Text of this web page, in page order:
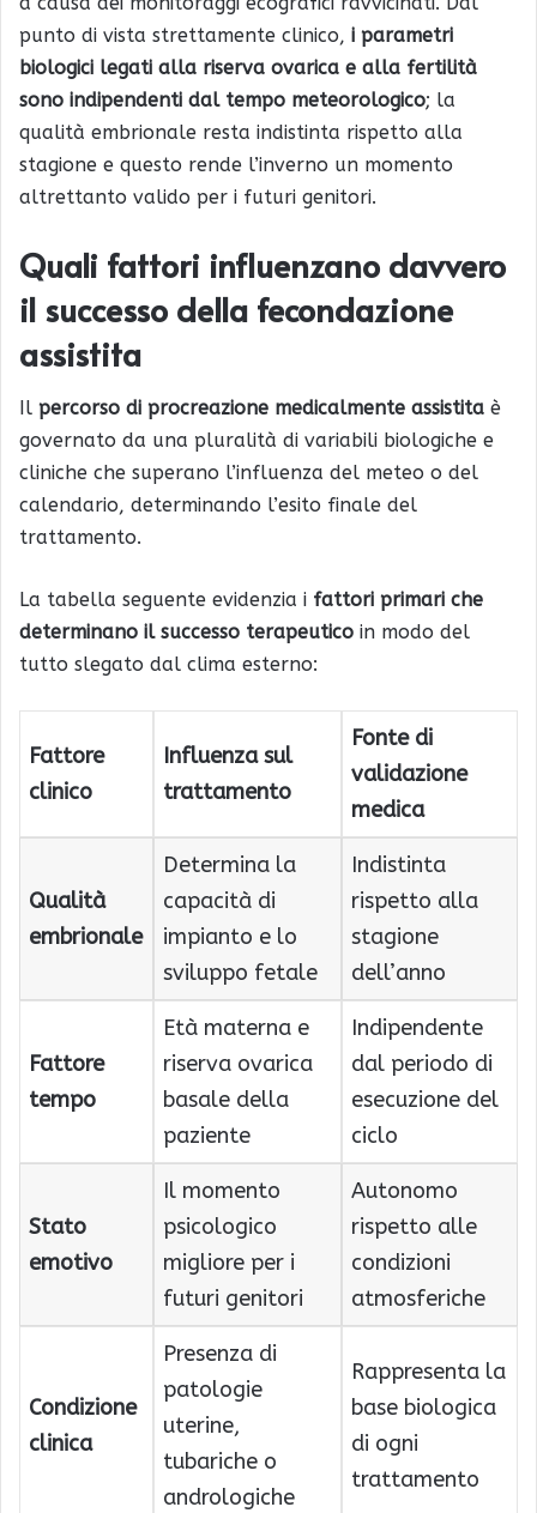
punto di vista strettamente clinico, i parametri
biologici legati alla riserva ovarica e alla fertilità
sono indipendenti dal tempo meteorologico; la
qualità embrionale resta indistinta rispetto alla
stagione e questo rende l’inverno un momento
altrettanto valido per i futuri genitori.
Quali fattori influenzano davvero
il successo della fecondazione
assistita
Il percorso di procreazione medicalmente assistita è
governato da una pluralità di variabili biologiche e
cliniche che superano l’influenza del meteo o del
calendario, determinando l’esito finale del
trattamento.
La tabella seguente evidenzia i fattori primari che
determinano il successo terapeutico in modo del
tutto slegato dal clima esterno:
Fattore
clinico
Influenza sul
trattamento
Fonte di
validazione
medica
Qualità
embrionale
Determina la
capacità di
impianto e lo
sviluppo fetale
Indistinta
rispetto alla
stagione
dell’anno
Fattore
tempo
Età materna e
riserva ovarica
basale della
paziente
Indipendente
dal periodo di
esecuzione del
ciclo
Stato
emotivo
Il momento
psicologico
migliore per i
futuri genitori
Autonomo
rispetto alle
condizioni
atmosferiche
Condizione
clinica
Presenza di
patologie
uterine,
tubariche o
andrologiche
Rappresenta la
base biologica
di ogni
trattamento